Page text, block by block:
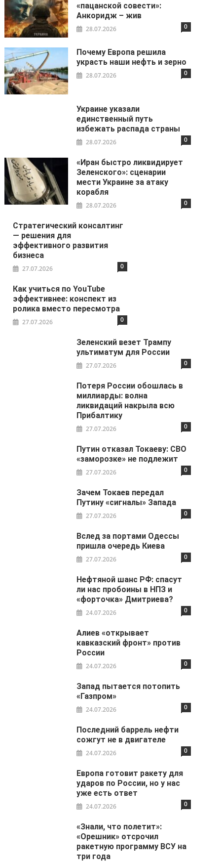
«пацанской совести»:
Анкоридж – жив
28.07.2026 0
Почему Европа решила
украсть наши нефть и зерно
28.07.2026 0
Украине указали
единственный путь
избежать распада страны
28.07.2026 0
«Иран быстро ликвидирует
Зеленского»: сценарии
мести Украине за атаку
корабля
28.07.2026 0
Стратегический консалтинг
— решения для
эффективного развития
бизнеса
27.07.2026 0
Как учиться по YouTube
эффективнее: конспект из
ролика вместо пересмотра
27.07.2026 0
Зеленский везет Трампу
ультиматум для России
27.07.2026 0
Потеря России обошлась в
миллиарды: волна
ликвидаций накрыла всю
Прибалтику
27.07.2026 0
Путин отказал Токаеву: СВО
«заморозке» не подлежит
27.07.2026 0
Зачем Токаев передал
Путину «сигналы» Запада
27.07.2026 0
Вслед за портами Одессы
пришла очередь Киева
27.07.2026 0
Нефтяной шанс РФ: спасут
ли нас пробоины в НПЗ и
«форточка» Дмитриева?
24.07.2026 0
Алиев «открывает
кавказский фронт» против
России
24.07.2026 0
Запад пытается потопить
«Газпром»
24.07.2026 0
Последний баррель нефти
сожгут не в двигателе
24.07.2026 0
Европа готовит ракету для
ударов по России, но у нас
уже есть ответ
24.07.2026 0
«Знали, что полетит»:
«Орешник» отсрочил
ракетную программу ВСУ на
три года